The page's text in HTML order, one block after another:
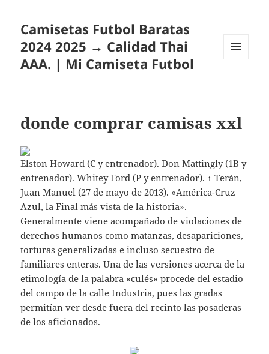
Camisetas Futbol Baratas
2024 2025 → Calidad Thai
AAA. | Mi Camiseta Futbol
donde comprar camisas xxl
Elston Howard (C y entrenador). Don Mattingly (1B y
entrenador). Whitey Ford (P y entrenador). ↑ Terán,
Juan Manuel (27 de mayo de 2013). «América-Cruz
Azul, la Final más vista de la historia».
Generalmente viene acompañado de violaciones de
derechos humanos como matanzas, desapariciones,
torturas generalizadas e incluso secuestro de
familiares enteras. Una de las versiones acerca de la
etimología de la palabra «culés» procede del estadio
del campo de la calle Industria, pues las gradas
permitían ver desde fuera del recinto las posaderas
de los aficionados.